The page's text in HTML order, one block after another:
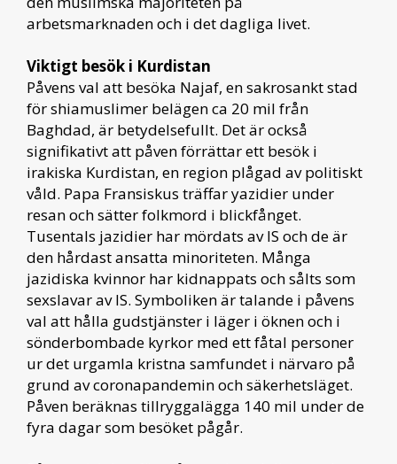
arbetsmarknaden och i det dagliga livet.
Viktigt besök i Kurdistan
Påvens val att besöka Najaf, en sakrosankt stad
för shiamuslimer belägen ca 20 mil från
Baghdad, är betydelsefullt. Det är också
signifikativt att påven förrättar ett besök i
irakiska Kurdistan, en region plågad av politiskt
våld. Papa Fransiskus träffar yazidier under
resan och sätter folkmord i blickfånget.
Tusentals jazidier har mördats av IS och de är
den hårdast ansatta minoriteten. Många
jazidiska kvinnor har kidnappats och sålts som
sexslavar av IS. Symboliken är talande i påvens
val att hålla gudstjänster i läger i öknen och i
sönderbombade kyrkor med ett fåtal personer
ur det urgamla kristna samfundet i närvaro på
grund av coronapandemin och säkerhetsläget.
Påven beräknas tillryggalägga 140 mil under de
fyra dagar som besöket pågår.